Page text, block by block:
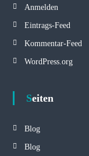
Anmelden
Eintrags-Feed
Kommentar-Feed
WordPress.org
Seiten
Blog
Blog